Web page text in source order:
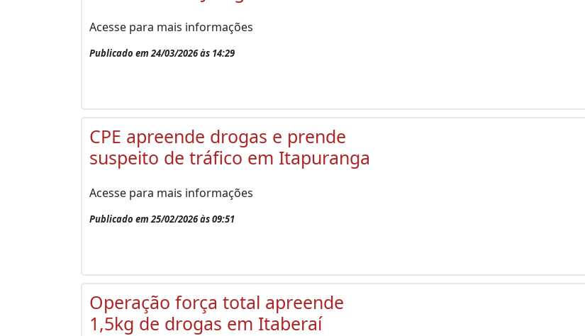
Acesse para mais informações
Publicado em 24/03/2026 às 14:29
CPE apreende drogas e prende
suspeito de tráfico em Itapuranga
Acesse para mais informações
Publicado em 25/02/2026 às 09:51
Operação força total apreende
1,5kg de drogas em Itaberaí